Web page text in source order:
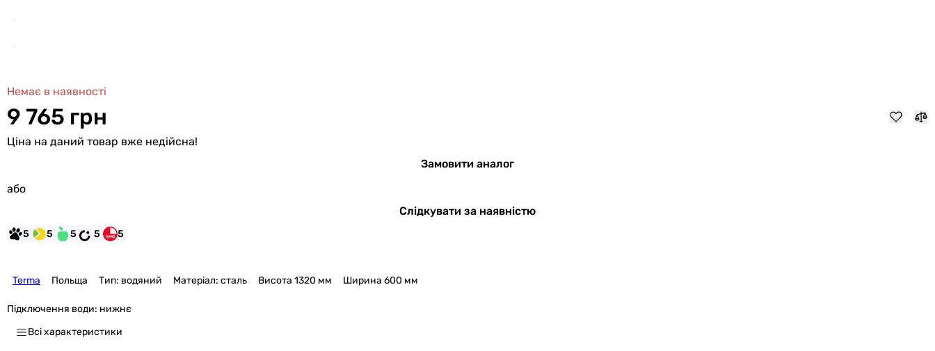
Немає в наявності
9 765 грн
Ціна на даний товар вже недійсна!
Замовити аналог
або
Слідкувати за наявністю
5 5 5 5 5
Terma Польща Тип: водяний Матеріал: сталь Висота 1320 мм Ширина 600 мм
Підключення води: нижнє
Всі характеристики